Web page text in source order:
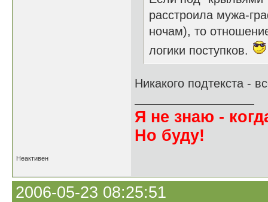
расстроила мужа-
ночам), то
логики поступков.
Никакого подтекста -
Я не знаю -
Но буду!
Неактивен
2006-05-23 08:25:51